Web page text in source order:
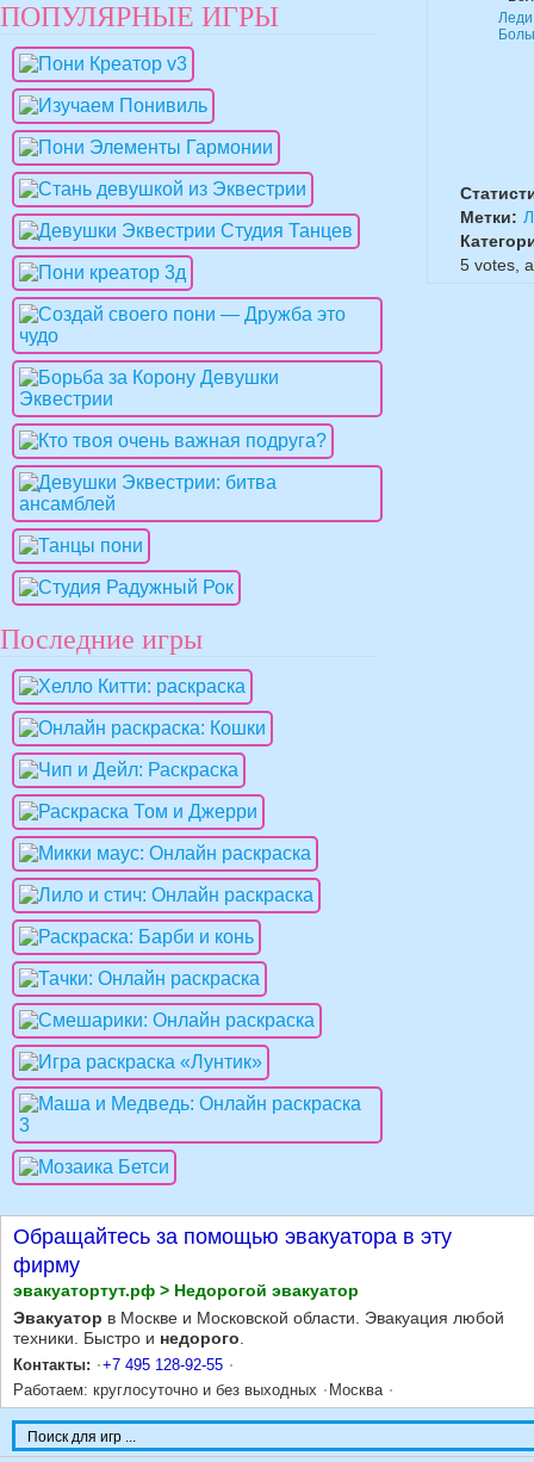
Леди
Метки:
5 votes,
ПОПУЛЯРНЫЕ ИГРЫ
Последние игры
Обращайтесь за помощью эвакуатора в эту
фирму
эвакуатортут.рф > Недорогой эвакуатор
Эвакуатор в Москве и Московской области. Эвакуация любой
техники. Быстро и недорого
Контакты:
+7 495 128-92-55
Работаем: круглосуточно и без выходных
Москва